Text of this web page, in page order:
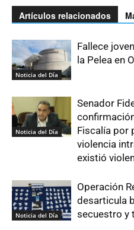
Artículos relacionados
Noticia del Día
Fallece
la Pelea en
Noticia del Día
Senador
Fiscalía por
violencia
existió
Noticia del Día
Operación
desarticula
secuestro y